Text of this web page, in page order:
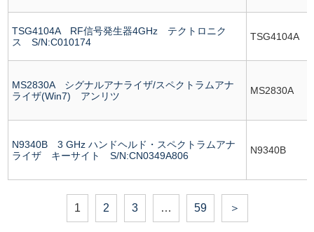
TSG4104A RF信号発生器4GHz テクトロニク
ス S/N:C010174
TSG4104A
MS2830A シグナルアナライザ/スペクトラムアナ
ライザ(Win7) アンリツ
MS2830A
N9340B 3 GHz ハンドヘルド・スペクトラムアナ
ライザ キーサイト S/N:CN0349A806
N9340B
1 2 3 … 59 ＞